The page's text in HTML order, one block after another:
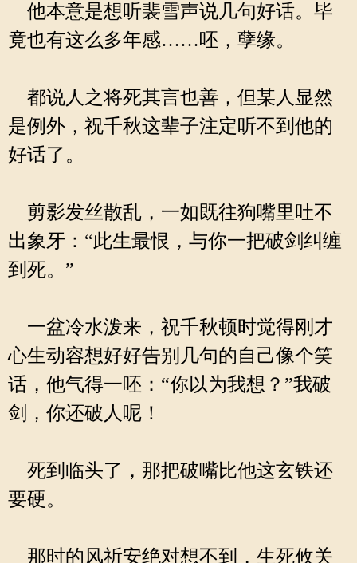
他本意是想听裴雪声说几句好话。毕
竟也有这么多年感……呸，孽缘。
都说人之将死其言也善，但某人显然
是例外，祝千秋这辈子注定听不到他的
好话了。
剪影发丝散乱，一如既往狗嘴里吐不
出象牙：“此生最恨，与你一把破剑纠缠
到死。”
一盆冷水泼来，祝千秋顿时觉得刚才
心生动容想好好告别几句的自己像个笑
话，他气得一呸：“你以为我想？”我破
剑，你还破人呢！
死到临头了，那把破嘴比他这玄铁还
要硬。
那时的风祈安绝对想不到，生死攸关